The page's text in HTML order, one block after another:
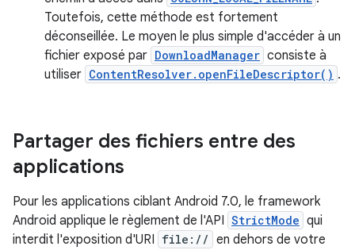
Toutefois, cette méthode est fortement
déconseillée. Le moyen le plus simple d'accéder à un
fichier exposé par DownloadManager consiste à
utiliser ContentResolver.openFileDescriptor() .
Partager des fichiers entre des
applications
Pour les applications ciblant Android 7.0, le framework
Android applique le règlement de l'API StrictMode qui
interdit l'exposition d'URI file:// en dehors de votre